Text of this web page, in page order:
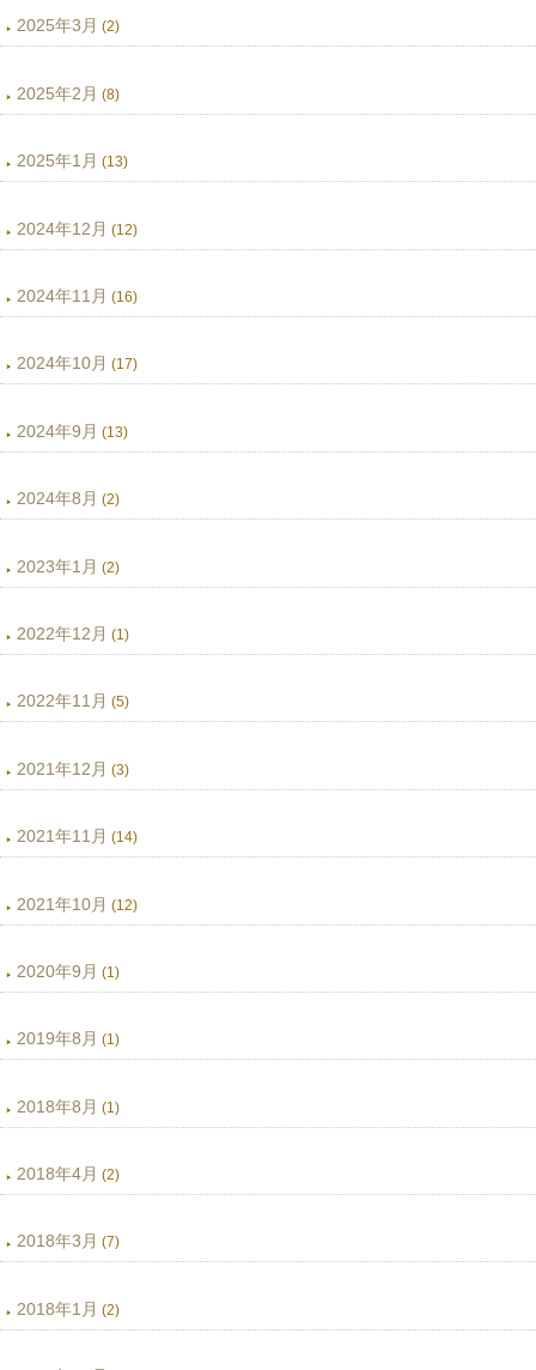
2025年3月 (2)
2025年2月 (8)
2025年1月 (13)
2024年12月 (12)
2024年11月 (16)
2024年10月 (17)
2024年9月 (13)
2024年8月 (2)
2023年1月 (2)
2022年12月 (1)
2022年11月 (5)
2021年12月 (3)
2021年11月 (14)
2021年10月 (12)
2020年9月 (1)
2019年8月 (1)
2018年8月 (1)
2018年4月 (2)
2018年3月 (7)
2018年1月 (2)